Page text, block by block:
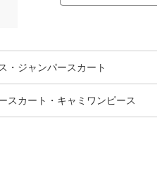
・ジャンパースカート
スカート・キャミワンピース